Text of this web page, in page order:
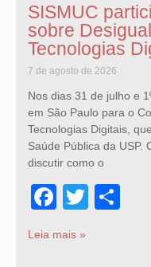
SISMUC
sobre
Tecnologias
7 de agosto de 2026
Nos dias 31 de julho e
em São Paulo para o
Tecnologias Digitais,
Saúde Pública da USP.
discutir como o
Twitter
Leia mais »